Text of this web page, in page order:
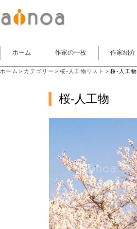
ホーム 作家の一枚 作家紹介
ホーム ＞ カテゴリー ＞桜-人工物リスト ＞桜-人工物
桜-人工物